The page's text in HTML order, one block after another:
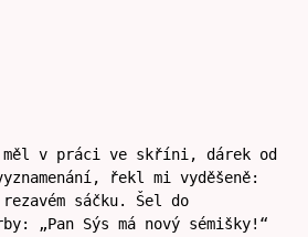
měl v práci ve skříni, dárek od
řekl mi vyděšeně:
sáčku. Šel do
„Pan Sýs má nový sémišky!“